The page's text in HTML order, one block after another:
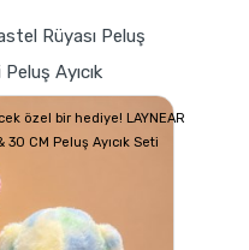
Rüyası Peluş
Ayıcık
özel bir hediye! LAYNEAR
30 CM Peluş Ayıcık Seti